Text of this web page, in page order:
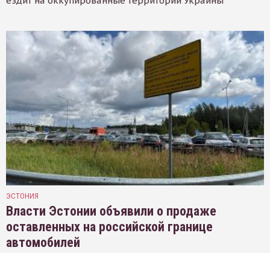
ЭСТОНИЯ
Власти Эстонии объявили о продаже
оставленных на российской границе
автомобилей